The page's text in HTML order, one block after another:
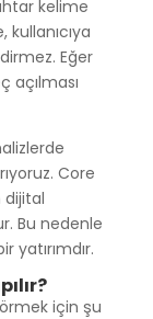
kelime
Eğer
açılması
Core
dijital
Bu nedenle
yatırımdır.
için şu